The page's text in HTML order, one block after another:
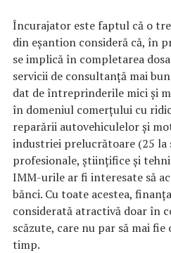
Încurajator este faptul că o
din eșantion consideră că, în
se implică în completarea
servicii de consultanță mai
dat de întreprinderile mici și
în domeniul comerțului cu
reparării autovehiculelor și
industriei prelucrătoare (25
profesionale, științifice și
IMM-urile ar fi interesate să
bănci. Cu toate acestea,
considerată atractivă doar în
scăzute, care nu par să mai
timp.